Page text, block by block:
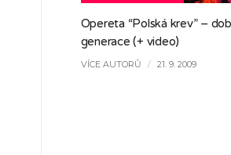
Opereta “Polská krev” –
generace (+ video)
VÍCE AUTORŮ / 21. 9. 2009